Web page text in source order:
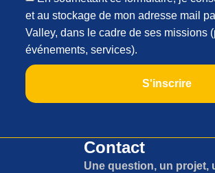
et au stockage de mon adresse mail
Valley, dans le cadre de ses missions
événements, services).
S'inscrire
Contact
Une question, un projet,